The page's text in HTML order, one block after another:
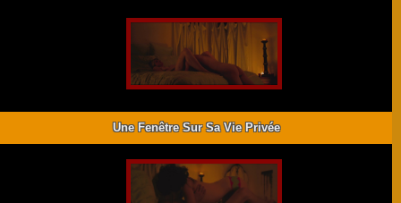
Une Fenêtre Sur Sa Vie Privée